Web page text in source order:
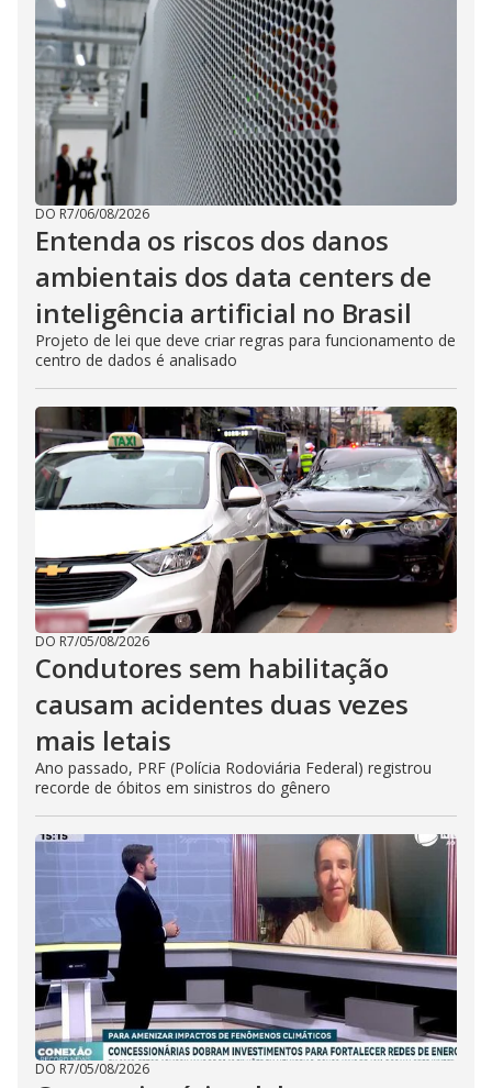
DO R7/06/08/2026
Entenda os riscos dos danos
ambientais dos data centers de
inteligência artificial no Brasil
Projeto de lei que deve criar regras para funcionamento de
centro de dados é analisado
DO R7/05/08/2026
Condutores sem habilitação
causam acidentes duas vezes
mais letais
Ano passado, PRF (Polícia Rodoviária Federal) registrou
recorde de óbitos em sinistros do gênero
DO R7/05/08/2026